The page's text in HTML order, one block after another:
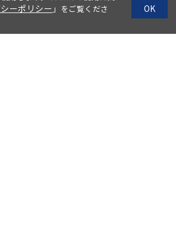
ーポリシー 」をご覧くださ
OK